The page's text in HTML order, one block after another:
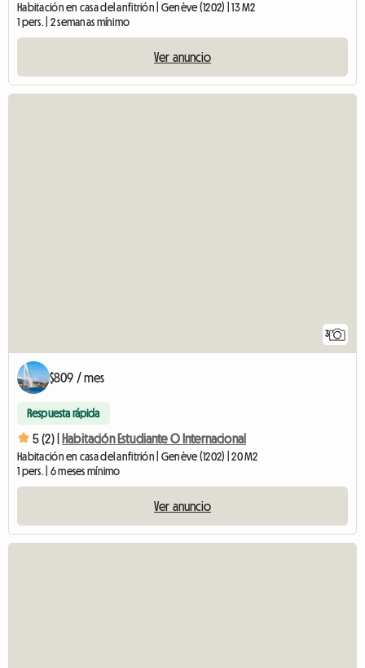
Habitación en casa del anfitrión | Genève (1202) | 13 M2
1 pers. | 2 semanas mínimo
Ver anuncio
3
$809 / mes
Respuesta rápida
5 (2) | Habitación Estudiante O Internacional
Habitación en casa del anfitrión | Genève (1202) | 20 M2
1 pers. | 6 meses mínimo
Ver anuncio